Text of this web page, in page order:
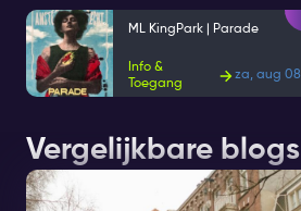
ML KingPark | Parade
Info &
Toegang
za, aug 08
Vergelijkbare blogs